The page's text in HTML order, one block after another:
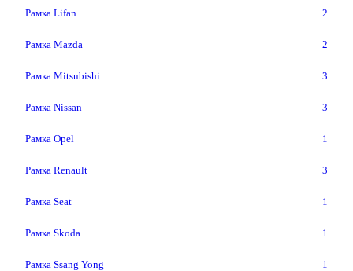
Рамка Lifan 2
Рамка Mazda 2
Рамка Mitsubishi 3
Рамка Nissan 3
Рамка Opel 1
Рамка Renault 3
Рамка Seat 1
Рамка Skoda 1
Рамка Ssang Yong 1